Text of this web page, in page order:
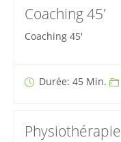
Coaching 45'
Coaching 45'
Durée: 45 Min.
Physiothérapie